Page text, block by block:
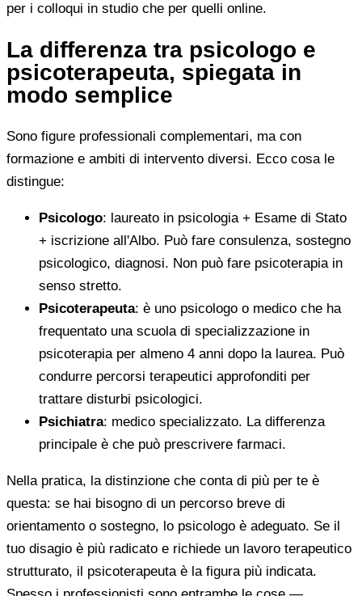
per i colloqui in studio che per quelli online.
La differenza tra psicologo e
psicoterapeuta, spiegata in
modo semplice
Sono figure professionali complementari, ma con
formazione e ambiti di intervento diversi. Ecco cosa le
distingue:
Psicologo: laureato in psicologia + Esame di Stato
+ iscrizione all'Albo. Può fare consulenza, sostegno
psicologico, diagnosi. Non può fare psicoterapia in
senso stretto.
Psicoterapeuta: è uno psicologo o medico che ha
frequentato una scuola di specializzazione in
psicoterapia per almeno 4 anni dopo la laurea. Può
condurre percorsi terapeutici approfonditi per
trattare disturbi psicologici.
Psichiatra: medico specializzato. La differenza
principale è che può prescrivere farmaci.
Nella pratica, la distinzione che conta di più per te è
questa: se hai bisogno di un percorso breve di
orientamento o sostegno, lo psicologo è adeguato. Se il
tuo disagio è più radicato e richiede un lavoro terapeutico
strutturato, il psicoterapeuta è la figura più indicata.